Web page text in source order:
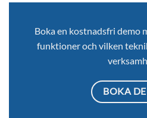
Boka en kostnadsfri demo
funktioner och vilken
BOKA